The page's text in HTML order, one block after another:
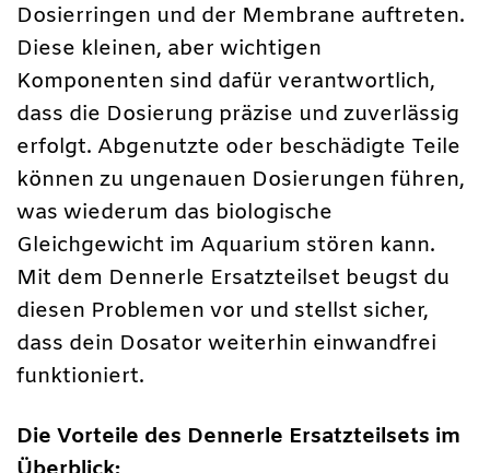
Dosierringen und der Membrane auftreten.
Diese kleinen, aber wichtigen
Komponenten sind dafür verantwortlich,
dass die Dosierung präzise und zuverlässig
erfolgt. Abgenutzte oder beschädigte Teile
können zu ungenauen Dosierungen führen,
was wiederum das biologische
Gleichgewicht im Aquarium stören kann.
Mit dem Dennerle Ersatzteilset beugst du
diesen Problemen vor und stellst sicher,
dass dein Dosator weiterhin einwandfrei
funktioniert.
Die Vorteile des Dennerle Ersatzteilsets im